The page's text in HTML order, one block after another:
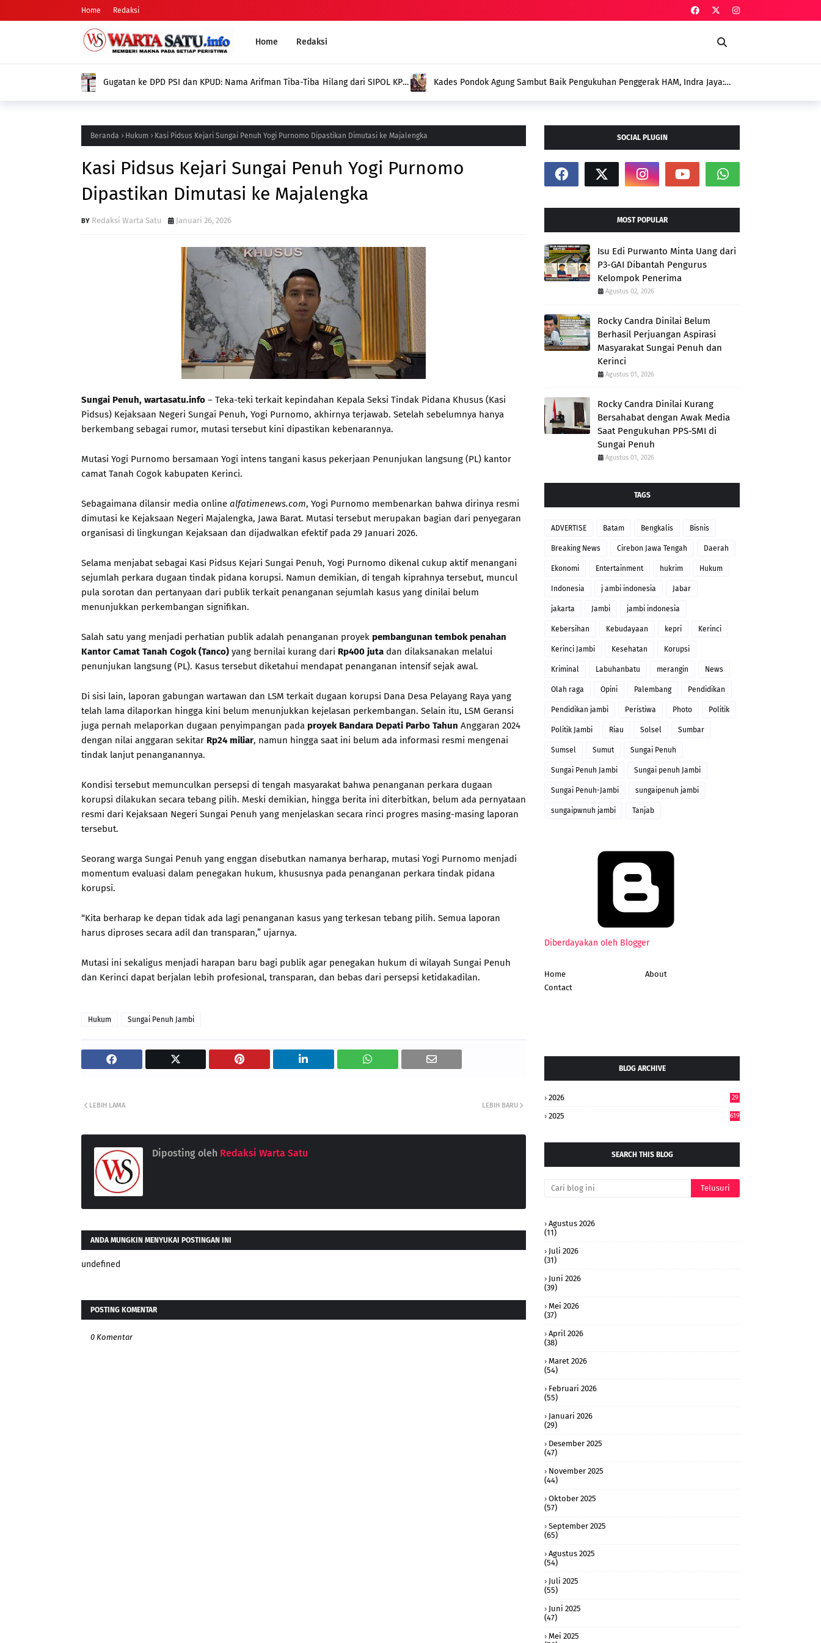
Home Redaksi
Home Redaksi
Kades Pondok Agung Sambut Baik Pengukuhan Penggerak HAM, Indra Jaya:
Deddy: Jangan Sampai Dugaan Penyimpangan Menutupi Perjuangan
Beranda Hukum Kasi Pidsus Kejari Sungai Penuh Yogi Purnomo Dipastikan Dimutasi ke Majalengka
Kasi Pidsus Kejari Sungai Penuh Yogi Purnomo
Dipastikan Dimutasi ke Majalengka
Redaksi Warta Satu Januari 26, 2026
Sungai Penuh, wartasatu.info – Teka-teki terkait kepindahan Kepala Seksi Tindak Pidana Khusus (Kasi
Pidsus) Kejaksaan Negeri Sungai Penuh, Yogi Purnomo, akhirnya terjawab. Setelah sebelumnya hanya
berkembang sebagai rumor, mutasi tersebut kini dipastikan kebenarannya.
Mutasi Yogi Purnomo bersamaan Yogi intens tangani kasus pekerjaan Penunjukan langsung (PL) kantor
camat Tanah Cogok kabupaten Kerinci.
Sebagaimana dilansir media online alfatimenews.com, Yogi Purnomo membenarkan bahwa dirinya resmi
dimutasi ke Kejaksaan Negeri Majalengka, Jawa Barat. Mutasi tersebut merupakan bagian dari penyegaran
organisasi di lingkungan Kejaksaan dan dijadwalkan efektif pada 29 Januari 2026.
Selama menjabat sebagai Kasi Pidsus Kejari Sungai Penuh, Yogi Purnomo dikenal cukup aktif menangani
sejumlah perkara dugaan tindak pidana korupsi. Namun demikian, di tengah kiprahnya tersebut, muncul
pula sorotan dan pertanyaan dari publik terkait penanganan sejumlah kasus yang dinilai belum
menunjukkan perkembangan signifikan.
Salah satu yang menjadi perhatian publik adalah penanganan proyek pembangunan tembok penahan
Kantor Camat Tanah Cogok (Tanco) yang bernilai kurang dari Rp400 juta dan dilaksanakan melalui
penunjukan langsung (PL). Kasus tersebut diketahui mendapat penanganan intensif sejak awal.
Di sisi lain, laporan gabungan wartawan dan LSM terkait dugaan korupsi Dana Desa Pelayang Raya yang
telah lama dilaporkan hingga kini belum menunjukkan kejelasan perkembangan. Selain itu, LSM Geransi
juga pernah melaporkan dugaan penyimpangan pada proyek Bandara Depati Parbo Tahun Anggaran 2024
dengan nilai anggaran sekitar Rp24 miliar, namun hingga saat ini belum ada informasi resmi mengenai
tindak lanjut penanganannya.
Kondisi tersebut memunculkan persepsi di tengah masyarakat bahwa penanganan perkara dugaan
korupsi dilakukan secara tebang pilih. Meski demikian, hingga berita ini diterbitkan, belum ada pernyataan
resmi dari Kejaksaan Negeri Sungai Penuh yang menjelaskan secara rinci progres masing-masing laporan
tersebut.
Seorang warga Sungai Penuh yang enggan disebutkan namanya berharap, mutasi Yogi Purnomo menjadi
momentum evaluasi dalam penegakan hukum, khususnya pada penanganan perkara tindak pidana
korupsi.
“Kita berharap ke depan tidak ada lagi penanganan kasus yang terkesan tebang pilih. Semua laporan
harus diproses secara adil dan transparan,” ujarnya.
Mutasi ini sekaligus menjadi harapan baru bagi publik agar penegakan hukum di wilayah Sungai Penuh
dan Kerinci dapat berjalan lebih profesional, transparan, dan bebas dari persepsi ketidakadilan.
Hukum Sungai Penuh Jambi
LEBIH BARU
LEBIH LAMA
Diposting oleh Redaksi Warta Satu
ANDA MUNGKIN MENYUKAI POSTINGAN INI
undefined
POSTING KOMENTAR
0 Komentar
SOCIAL PLUGIN
MOST POPULAR
Isu Edi Purwanto Minta Uang dari
P3-GAI Dibantah Pengurus
Kelompok Penerima
Agustus 02, 2026
Rocky Candra Dinilai Belum
Berhasil Perjuangan Aspirasi
Masyarakat Sungai Penuh dan
Kerinci
Agustus 01, 2026
Rocky Candra Dinilai Kurang
Bersahabat dengan Awak Media
Saat Pengukuhan PPS-SMI di
Sungai Penuh
Agustus 01, 2026
TAGS
ADVERTISE Batam Bengkalis Bisnis
Breaking News Cirebon Jawa Tengah Daerah
Ekonomi Entertainment hukrim Hukum
Indonesia j ambi indonesia Jabar
jakarta Jambi jambi indonesia
Kebersihan Kebudayaan kepri Kerinci
Kerinci Jambi Kesehatan Korupsi
Kriminal Labuhanbatu merangin News
Olah raga Opini Palembang Pendidikan
Pendidikan jambi Peristiwa Photo Politik
Politik Jambi Riau Solsel Sumbar
Sumsel Sumut Sungai Penuh
Sungai Penuh Jambi Sungai penuh Jambi
Sungai Penuh-Jambi sungaipenuh jambi
sungaipwnuh jambi Tanjab
Diberdayakan oleh Blogger
Home
About
Contact
BLOG ARCHIVE
2026
29
2025 619
SEARCH THIS BLOG
Agustus 2026
(11)
Juli 2026
(31)
Juni 2026
(39)
Mei 2026
(37)
April 2026
(38)
Maret 2026
(54)
Februari 2026
(55)
Januari 2026
(29)
Desember 2025
(47)
November 2025
(44)
Oktober 2025
(57)
September 2025
(65)
Agustus 2025
(54)
Juli 2025
(55)
Juni 2025
(47)
Mei 2025